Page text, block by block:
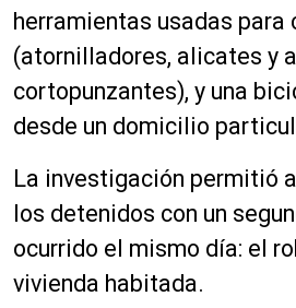
herramientas usadas
(atornilladores, alicates y
cortopunzantes), y una
desde un domicilio
La investigación permitió
los detenidos con un
ocurrido el mismo día: el
vivienda habitada.